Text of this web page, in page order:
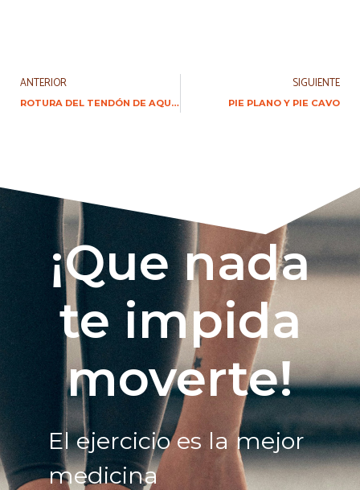
ANTERIOR
ROTURA DEL TENDÓN DE AQUILES
SIGUIENTE
PIE PLANO Y PIE CAVO
¡Que nada
te impida
moverte!
El ejercicio es la mejor
medicina